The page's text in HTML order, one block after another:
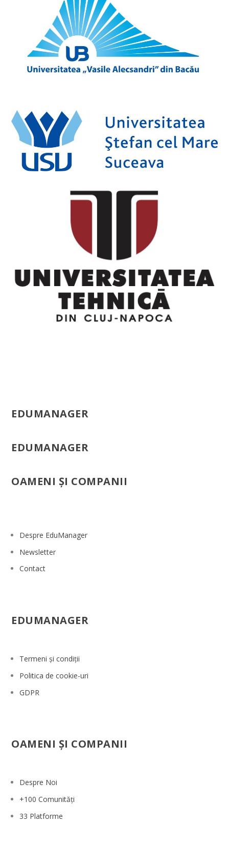
EDUMANAGER
EDUMANAGER
OAMENI ŞI COMPANII
Despre EduManager
Newsletter
Contact
EDUMANAGER
Termeni și condiții
Politica de cookie-uri
GDPR
OAMENI ŞI COMPANII
Despre Noi
+100 Comunități
33 Platforme